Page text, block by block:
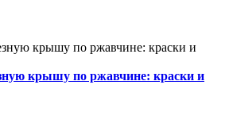
крышу по ржавчине: краски и